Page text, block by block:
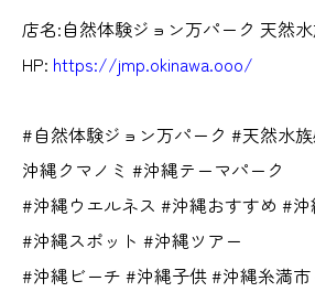
店名:自然体験ジョン万パーク 天然
HP: https://jmp.okinawa.ooo/
#自然体験ジョン万パーク #天然水
沖縄クマノミ #沖縄テーマパーク
#沖縄ウエルネス #沖縄おすすめ #
#沖縄スポット #沖縄ツアー
#沖縄ビーチ #沖縄子供 #沖縄糸満